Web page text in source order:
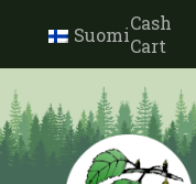
SuomiCash
Cart